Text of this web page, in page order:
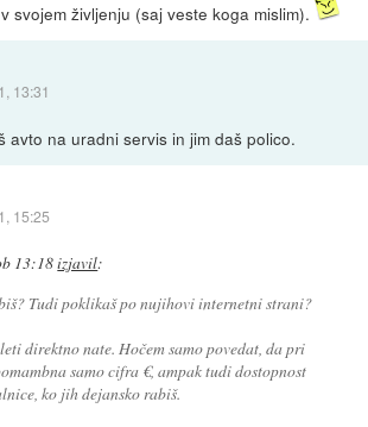
svojem življenju (saj veste koga mislim).
13:31
avto na uradni servis in jim daš polico.
15:25
13:18izjavil:
Tudi poklikaš po nujihovi internetni strani?
direktno nate. Hočem samo povedat, da pri
samo cifra €, ampak tudi dostopnost
ko jih dejansko rabiš.